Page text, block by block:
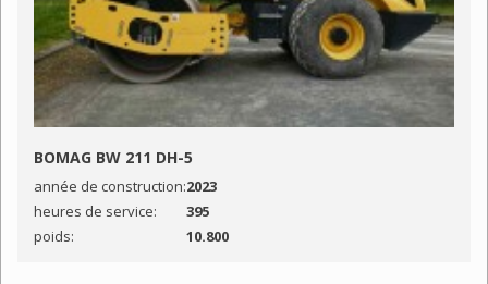
BOMAG BW 211 DH-5
année de construction:2023
heures de service:
395
poids:
10.800